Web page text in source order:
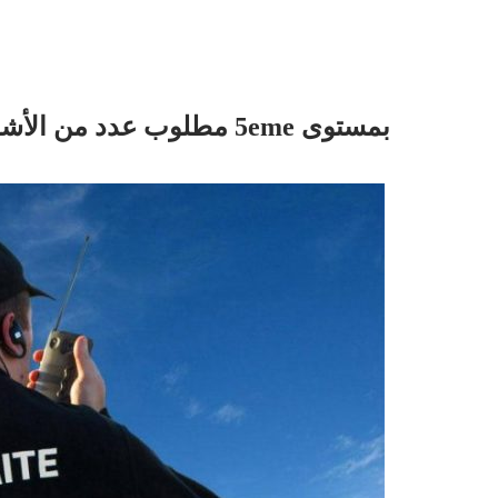
بمستوى 5eme مطلوب عدد من الأشخاص للعمل في سيكوريتي (الأمن)